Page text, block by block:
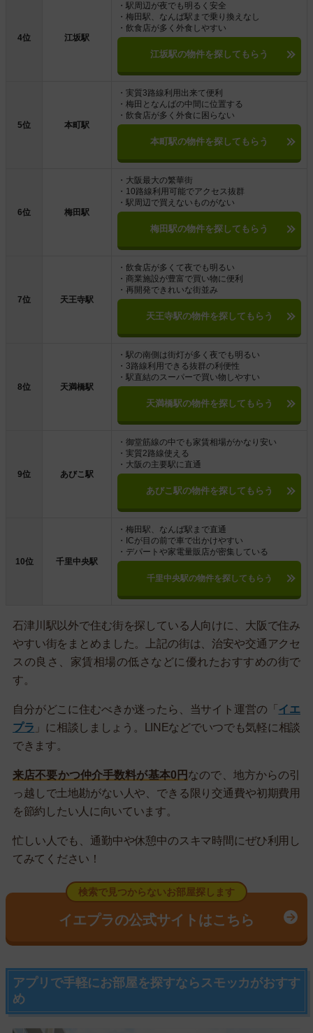
4位 江坂駅
・駅周辺が夜でも明るく安全
・梅田駅、なんば駅まで乗り換えなし
・飲食店が多く外食しやすい
江坂駅の物件を探してもらう
5位 本町駅
・実質3路線利用出来て便利
・梅田となんばの中間に位置する
・飲食店が多く外食に困らない
本町駅の物件を探してもらう
6位 梅田駅
・大阪最大の繁華街
・10路線利用可能でアクセス抜群
・駅周辺で買えないものがない
梅田駅の物件を探してもらう
7位 天王寺駅
・飲食店が多くて夜でも明るい
・商業施設が豊富で買い物に便利
・再開発できれいな街並み
天王寺駅の物件を探してもらう
8位 天満橋駅
・駅の南側は街灯が多く夜でも明るい
・3路線利用できる抜群の利便性
・駅直結のスーパーで買い物しやすい
天満橋駅の物件を探してもらう
9位 あびこ駅
・御堂筋線の中でも家賃相場がかなり安い
・実質2路線使える
・大阪の主要駅に直通
あびこ駅の物件を探してもらう
10位 千里中央駅
・梅田駅、なんば駅まで直通
・ICが目の前で車で出かけやすい
・デパートや家電量販店が密集している
千里中央駅の物件を探してもらう
石津川駅以外で住む街を探している人向けに、大阪で住み
やすい街をまとめました。上記の街は、治安や交通アクセ
スの良さ、家賃相場の低さなどに優れたおすすめの街で
す。
自分がどこに住むべきか迷ったら、当サイト運営の「 イエ
プラ 」に相談しましょう。LINEなどでいつでも気軽に相談
できます。
来店不要かつ仲介手数料が基本0円 なので、地方からの引
っ越しで土地勘がない人や、できる限り交通費や初期費用
を節約したい人に向いています。
忙しい人でも、通勤中や休憩中のスキマ時間にぜひ利用し
てみてください！
検索で見つからないお部屋探します
イエプラの公式サイトはこちら
アプリで手軽にお部屋を探すならスモッカがおすす
め